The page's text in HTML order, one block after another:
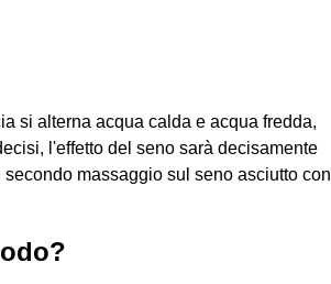
si alterna acqua calda e acqua fredda,
l'effetto del seno sarà decisamente
massaggio sul seno asciutto con